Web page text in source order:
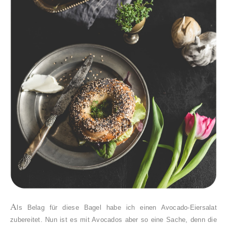
A ls Belag für diese Bagel habe ich einen Avocado-Eiersalat
zubereitet. Nun ist es mit Avocados aber so eine Sache, denn die